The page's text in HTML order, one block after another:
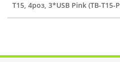
Т15, 4роз, 3*USB Pink (ТВ-Т15-